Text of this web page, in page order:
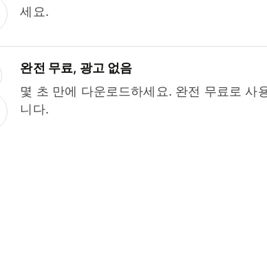
세요.
완전 무료, 광고 없음
몇 초 만에 다운로드하세요. 완전 무료로 사
니다.